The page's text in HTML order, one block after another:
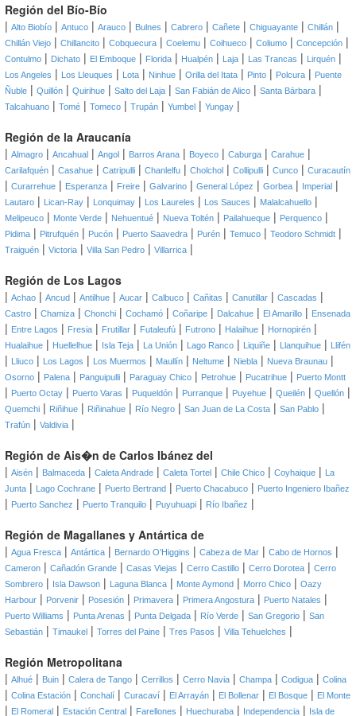
Región del Bío-Bío
| Alto Biobío | Antuco | Arauco | Bulnes | Cabrero | Cañete | Chiguayante | Chillán |
Chillán Viejo | Chillancito | Cobquecura | Coelemu | Coihueco | Coliumo | Concepción |
Contulmo | Dichato | El Emboque | Florida | Hualpén | Laja | Las Trancas | Lirquén |
Los Angeles | Los Lleuques | Lota | Ninhue | Orilla del Itata | Pinto | Polcura | Puente
Ñuble | Quillón | Quirihue | Salto del Laja | San Fabián de Alico | Santa Bárbara |
Talcahuano | Tomé | Tomeco | Trupán | Yumbel | Yungay |
Región de la Araucanía
| Almagro | Ancahual | Angol | Barros Arana | Boyeco | Caburga | Carahue |
Carilafquén | Casahue | Catripulli | Chanlelfu | Cholchol | Collipulli | Cunco | Curacautín
| Curarrehue | Esperanza | Freire | Galvarino | General López | Gorbea | Imperial |
Lautaro | Lican-Ray | Lonquimay | Los Laureles | Los Sauces | Malalcahuello |
Melipeuco | Monte Verde | Nehuentué | Nueva Toltén | Pailahueque | Perquenco |
Pidima | Pitrufquén | Pucón | Puerto Saavedra | Purén | Temuco | Teodoro Schmidt |
Traiguén | Victoria | Villa San Pedro | Villarrica |
Región de Los Lagos
| Achao | Ancud | Antilhue | Aucar | Calbuco | Cañitas | Canutillar | Cascadas |
Castro | Chamiza | Chonchi | Cochamó | Coñaripe | Dalcahue | El Amarillo | Ensenada
| Entre Lagos | Fresia | Frutillar | Futaleufú | Futrono | Halaihue | Hornopirén |
Hualaihue | Huellelhue | Isla Teja | La Unión | Lago Ranco | Liquiñe | Llanquihue | Llifén
| Lliuco | Los Lagos | Los Muermos | Maullín | Neltume | Niebla | Nueva Braunau |
Osorno | Palena | Panguipulli | Paraguay Chico | Petrohue | Pucatrihue | Puerto Montt
| Puerto Octay | Puerto Varas | Puqueldón | Purranque | Puyehue | Queilén | Quellón |
Quemchi | Riñihue | Riñinahue | Río Negro | San Juan de La Costa | San Pablo |
Trafún | Valdivia |
Región de Ais�n de Carlos Ibánez del
| Aisén | Balmaceda | Caleta Andrade | Caleta Tortel | Chile Chico | Coyhaique |
La
Junta | Lago Cochrane | Puerto Bertrand | Puerto Chacabuco | Puerto Ingeniero Ibañez
| Puerto Sanchez | Puerto Tranquilo | Puyuhuapi | Río Ibañez |
Región de Magallanes y Antártica de
| Agua Fresca | Antártica | Bernardo O'Higgins | Cabeza de Mar | Cabo de Hornos |
Cameron | Cañadón Grande | Casas Viejas | Cerro Castillo | Cerro Dorotea | Cerro
Sombrero | Isla Dawson | Laguna Blanca | Monte Aymond | Morro Chico | Oazy
Harbour | Porvenir | Posesión | Primavera | Primera Angostura | Puerto Natales |
Puerto Williams | Punta Arenas | Punta Delgada | Río Verde | San Gregorio | San
Sebastián | Timaukel | Torres del Paine | Tres Pasos | Villa Tehuelches |
Región Metropolitana
| Alhué | Buin | Calera de Tango | Cerrillos | Cerro Navia | Champa | Codigua | Colina
| Colina Estación | Conchalí | Curacaví | El Arrayán | El Bollenar | El Bosque | El Monte
| El Romeral | Estación Central | Farellones | Huechuraba | Independencia | Isla de